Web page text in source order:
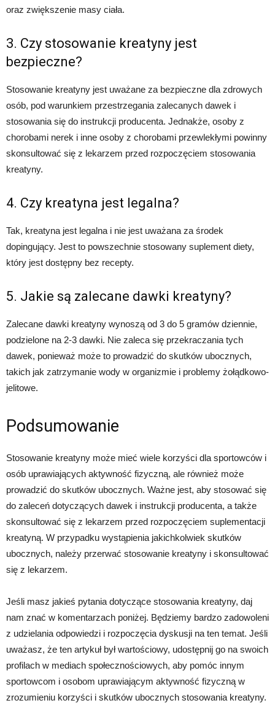
oraz zwiększenie masy ciała.
3. Czy stosowanie kreatyny jest
bezpieczne?
Stosowanie kreatyny jest uważane za bezpieczne dla zdrowych
osób, pod warunkiem przestrzegania zalecanych dawek i
stosowania się do instrukcji producenta. Jednakże, osoby z
chorobami nerek i inne osoby z chorobami przewlekłymi powinny
skonsultować się z lekarzem przed rozpoczęciem stosowania
kreatyny.
4. Czy kreatyna jest legalna?
Tak, kreatyna jest legalna i nie jest uważana za środek
dopingujący. Jest to powszechnie stosowany suplement diety,
który jest dostępny bez recepty.
5. Jakie są zalecane dawki kreatyny?
Zalecane dawki kreatyny wynoszą od 3 do 5 gramów dziennie,
podzielone na 2-3 dawki. Nie zaleca się przekraczania tych
dawek, ponieważ może to prowadzić do skutków ubocznych,
takich jak zatrzymanie wody w organizmie i problemy żołądkowo-
jelitowe.
Podsumowanie
Stosowanie kreatyny może mieć wiele korzyści dla sportowców i
osób uprawiających aktywność fizyczną, ale również może
prowadzić do skutków ubocznych. Ważne jest, aby stosować się
do zaleceń dotyczących dawek i instrukcji producenta, a także
skonsultować się z lekarzem przed rozpoczęciem suplementacji
kreatyną. W przypadku wystąpienia jakichkolwiek skutków
ubocznych, należy przerwać stosowanie kreatyny i skonsultować
się z lekarzem.
Jeśli masz jakieś pytania dotyczące stosowania kreatyny, daj
nam znać w komentarzach poniżej. Będziemy bardzo zadowoleni
z udzielania odpowiedzi i rozpoczęcia dyskusji na ten temat. Jeśli
uważasz, że ten artykuł był wartościowy, udostępnij go na swoich
profilach w mediach społecznościowych, aby pomóc innym
sportowcom i osobom uprawiającym aktywność fizyczną w
zrozumieniu korzyści i skutków ubocznych stosowania kreatyny.